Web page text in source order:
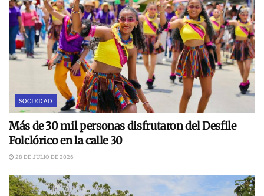
SOCIEDAD
Más de 30 mil personas disfrutaron del Desfile
Folclórico en la calle 30
28 DE JULIO DE 2026